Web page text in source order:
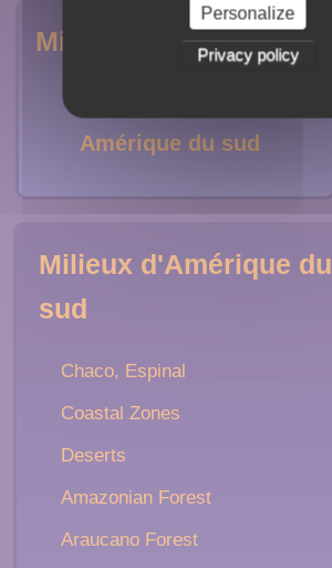
Milieux
Amérique du sud
Milieux d'Amérique du
sud
Chaco, Espinal
Coastal Zones
Deserts
Amazonian Forest
Araucano Forest
Personalize
Privacy policy